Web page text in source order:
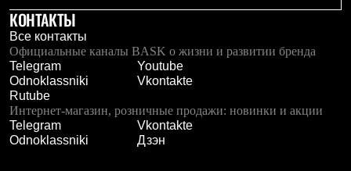
КОНТАКТЫ
Все контакты
Официальные каналы BASK о жизни и развитии бренда
Telegram
Youtube
Odnoklassniki
Vkontakte
Rutube
Интернет-магазин, розничные продажи: новинки и акции
Telegram
Vkontakte
Odnoklassniki
Дзэн